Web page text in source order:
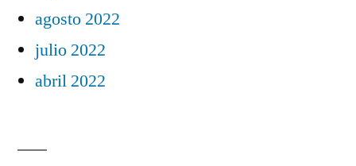
agosto 2022
julio 2022
abril 2022